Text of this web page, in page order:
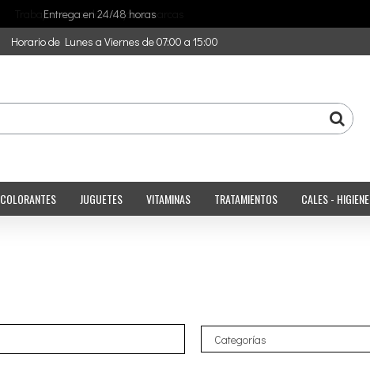
Trabajamos con las mejores marcas
Horario de Lunes a Viernes de 07:00 a 15:00
COLORANTES JUGUETES VITAMINAS TRATAMIENTOS CALES - HIGIENE